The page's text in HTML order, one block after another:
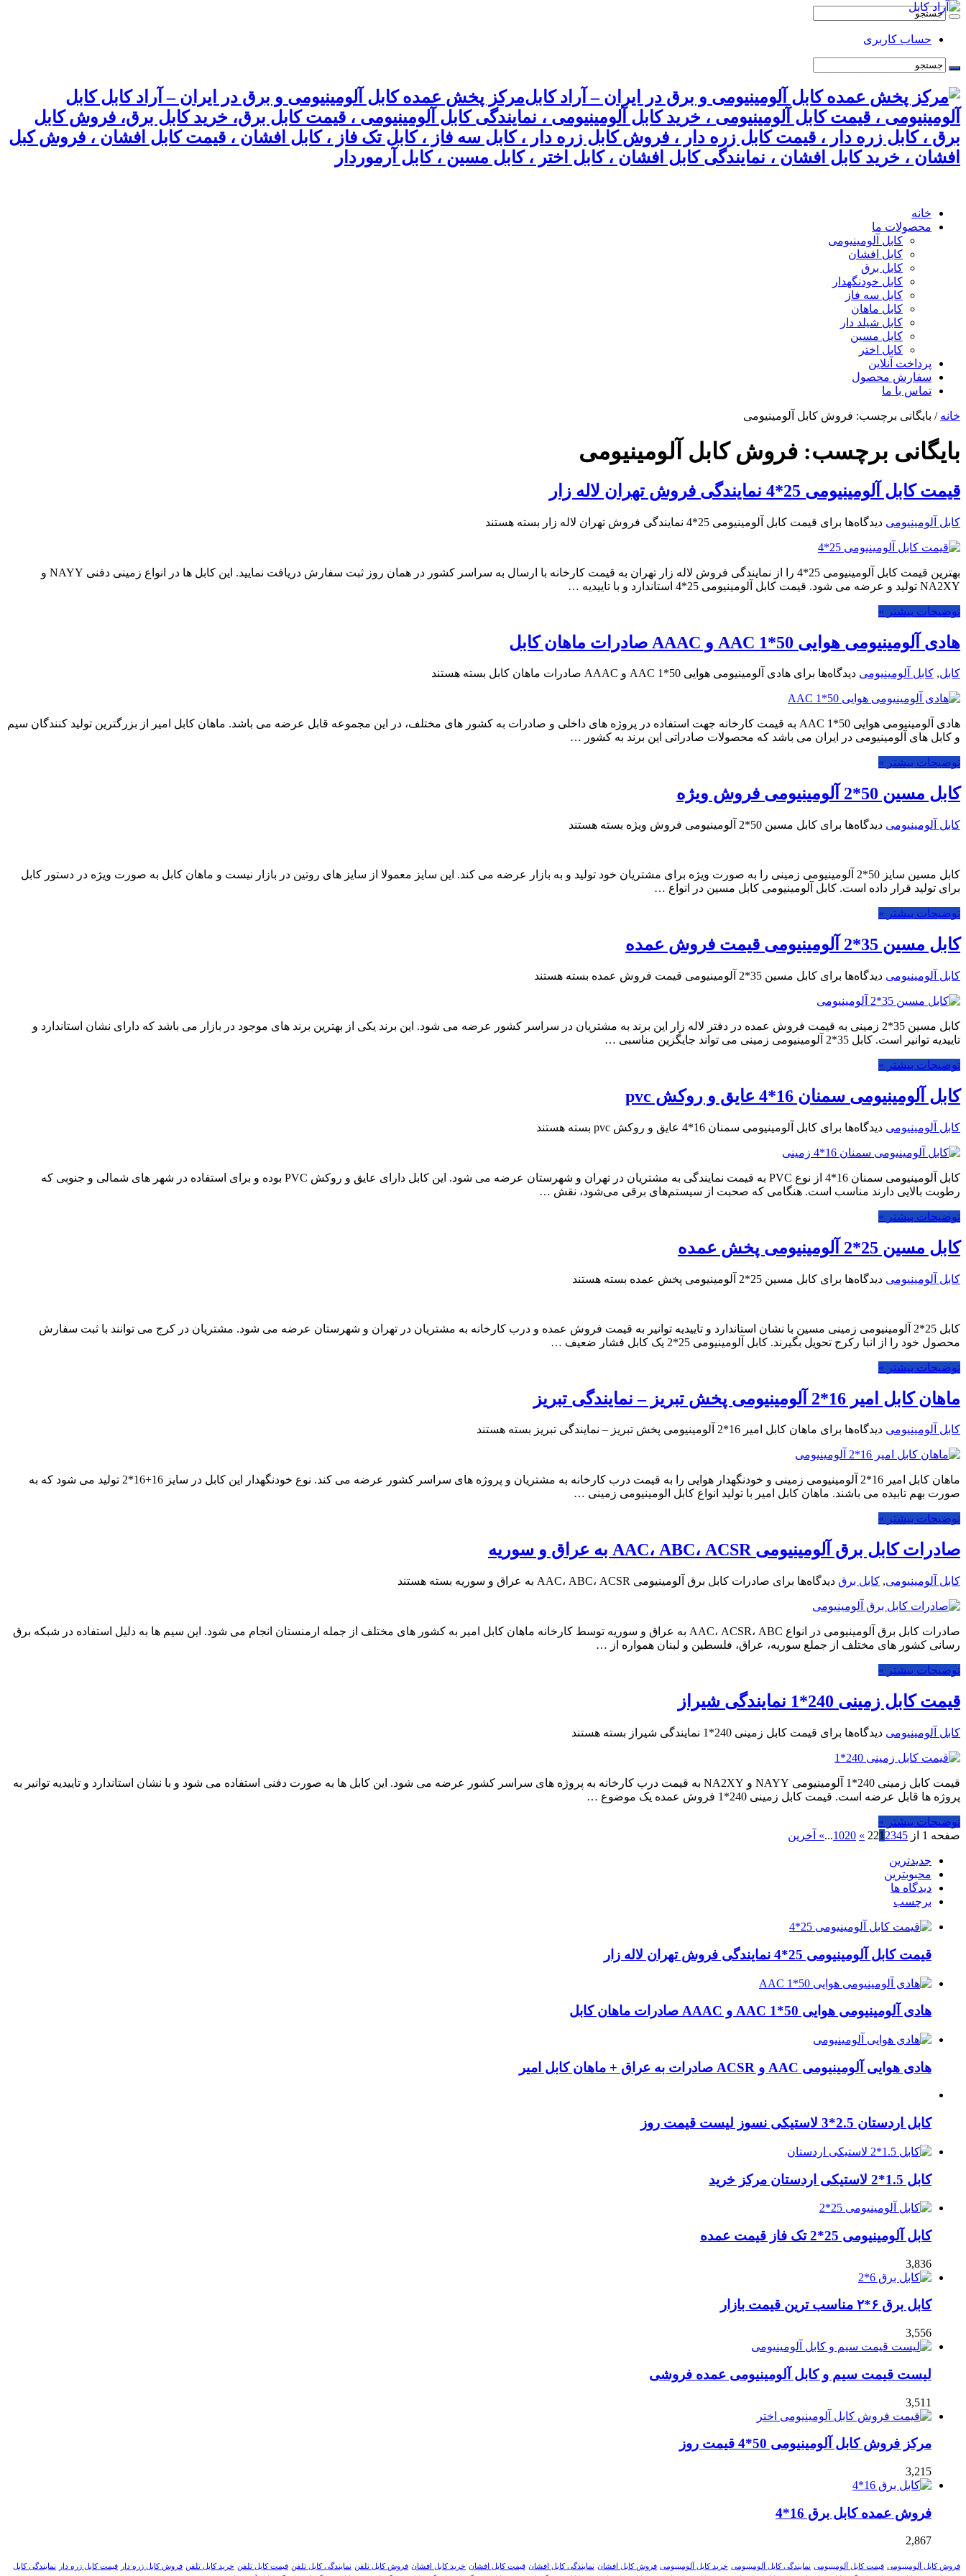
حساب کاربری
مرکز پخش عمده کابل آلومینیومی و برق در ایران – آراد کابل کابل
آلومینیومی ، قیمت کابل آلومینیومی ، خرید کابل آلومینیومی ، نمایندگی کابل آلومینیومی ، قیمت کابل برق، خرید کابل برق، فروش کابل
برق ، کابل زره دار ، قیمت کابل زره دار ، فروش کابل زره دار ، کابل سه فاز ، کابل تک فاز ، کابل افشان ، قیمت کابل افشان ، فروش کبل
افشان ، خرید کابل افشان ، نمایندگی کابل افشان ، کابل اختر ، کابل مسین ، کابل آرموردار
خانه
محصولات ما
کابل آلومینیومی
کابل افشان
کابل برق
کابل خودنگهدار
کابل سه فاز
کابل ماهان
کابل شیلد دار
کابل مسین
کابل اختر
پرداخت آنلاین
سفارش محصول
تماس با ما
خانه / بایگانی برچسب: فروش کابل آلومینیومی
بایگانی برچسب: فروش کابل آلومینیومی
قیمت کابل آلومینیومی 25*4 نمایندگی فروش تهران لاله زار
کابل آلومینیومی دیدگاه‌ها برای قیمت کابل آلومینیومی 25*4 نمایندگی فروش تهران لاله زار بسته هستند
بهترین قیمت کابل آلومینیومی 25*4 را از نمایندگی فروش لاله زار تهران به قیمت کارخانه با ارسال به سراسر کشور در همان روز ثبت سفارش دریافت نمایید. این کابل ها در انواع زمینی دفنی NAYY و
NA2XY تولید و عرضه می شود. قیمت کابل آلومینیومی 25*4 استاندارد و با تاییدیه …
توضیحات بیشتر »
هادی آلومینیومی هوایی 50*1 AAC و AAAC صادرات ماهان کابل
کابل, کابل آلومینیومی دیدگاه‌ها برای هادی آلومینیومی هوایی 50*1 AAC و AAAC صادرات ماهان کابل بسته هستند
هادی آلومینیومی هوایی 50*1 AAC به قیمت کارخانه جهت استفاده در پروژه های داخلی و صادرات به کشور های مختلف، در این مجموعه قابل عرضه می باشد. ماهان کابل امیر از بزرگترین تولید کنندگان سیم
و کابل های آلومینیومی در ایران می باشد که محصولات صادراتی این برند به کشور …
توضیحات بیشتر »
کابل مسین 50*2 آلومینیومی فروش ویژه
کابل آلومینیومی دیدگاه‌ها برای کابل مسین 50*2 آلومینیومی فروش ویژه بسته هستند
کابل مسین سایز 50*2 آلومینیومی زمینی را به صورت ویژه برای مشتریان خود تولید و به بازار عرضه می کند. این سایز معمولا از سایز های روتین در بازار نیست و ماهان کابل به صورت ویژه در دستور کابل
برای تولید قرار داده است. کابل آلومینیومی کابل مسین در انواع …
توضیحات بیشتر »
کابل مسین 35*2 آلومینیومی قیمت فروش عمده
کابل آلومینیومی دیدگاه‌ها برای کابل مسین 35*2 آلومینیومی قیمت فروش عمده بسته هستند
کابل مسین 35*2 زمینی به قیمت فروش عمده در دفتر لاله زار این برند به مشتریان در سراسر کشور عرضه می شود. این برند یکی از بهترین برند های موجود در بازار می باشد که دارای نشان استاندارد و
تاییدیه توانیر است. کابل 35*2 آلومینیومی زمینی می تواند جایگزین مناسبی …
توضیحات بیشتر »
کابل آلومینیومی سمنان 16*4 عایق و روکش pvc
کابل آلومینیومی دیدگاه‌ها برای کابل آلومینیومی سمنان 16*4 عایق و روکش pvc بسته هستند
کابل آلومینیومی سمنان 16*4 از نوع PVC به قیمت نمایندگی به مشتریان در تهران و شهرستان عرضه می شود. این کابل دارای عایق و روکش PVC بوده و برای استفاده در شهر های شمالی و جنوبی که
رطوبت بالایی دارند مناسب است. هنگامی که صحبت از سیستم‌های برقی می‌شود، نقش …
توضیحات بیشتر »
کابل مسین 25*2 آلومینیومی پخش عمده
کابل آلومینیومی دیدگاه‌ها برای کابل مسین 25*2 آلومینیومی پخش عمده بسته هستند
کابل 25*2 آلومینیومی زمینی مسین با نشان استاندارد و تاییدیه توانیر به قیمت فروش عمده و درب کارخانه به مشتریان در تهران و شهرستان عرضه می شود. مشتریان در کرج می توانند با ثبت سفارش
محصول خود را از انبا رکرج تحویل بگیرند. کابل آلومینیومی 25*2 یک کابل فشار ضعیف …
توضیحات بیشتر »
ماهان کابل امیر 16*2 آلومینیومی پخش تبریز – نمایندگی تبریز
کابل آلومینیومی دیدگاه‌ها برای ماهان کابل امیر 16*2 آلومینیومی پخش تبریز – نمایندگی تبریز بسته هستند
ماهان کابل امیر 16*2 آلومینیومی زمینی و خودنگهدار هوایی را به قیمت درب کارخانه به مشتریان و پروژه های سراسر کشور عرضه می کند. نوع خودنگهدار این کابل در سایز 16+16*2 تولید می شود که به
صورت بهم تابیده می باشند. ماهان کابل امیر با تولید انواع کابل الومینیومی زمینی …
توضیحات بیشتر »
صادرات کابل برق آلومینیومی AAC، ABC، ACSR به عراق و سوریه
کابل آلومینیومی, کابل برق دیدگاه‌ها برای صادرات کابل برق آلومینیومی AAC، ABC، ACSR به عراق و سوریه بسته هستند
صادرات کابل برق آلومینیومی در انواع AAC، ACSR، ABC به عراق و سوریه توسط کارخانه ماهان کابل امیر به کشور های مختلف از جمله ارمنستان انجام می شود. این سیم ها به دلیل استفاده در شبکه برق
رسانی کشور های مختلف از جملع سوریه، عراق، فلسطین و لبنان همواره از …
توضیحات بیشتر »
قیمت کابل زمینی 240*1 نمایندگی شیراز
کابل آلومینیومی دیدگاه‌ها برای قیمت کابل زمینی 240*1 نمایندگی شیراز بسته هستند
قیمت کابل زمینی 240*1 آلومینیومی NAYY و NA2XY به قیمت درب کارخانه به پروژه های سراسر کشور عرضه می شود. این کابل ها به صورت دفنی استفاده می شود و با نشان استاندارد و تاییدیه توانیر به
پروژه ها قابل عرضه است. قیمت کابل زمینی 240*1 فروش عمده یک موضوع …
توضیحات بیشتر »
صفحه 1 از 22
1 2345
»
1020
...» آخرین
جدیدترین
محبوبترین
دیدگاه ها
برچسب
قیمت کابل آلومینیومی 25*4 نمایندگی فروش تهران لاله زار
هادی آلومینیومی هوایی 50*1 AAC و AAAC صادرات ماهان کابل
هادی هوایی آلومینیومی AAC و ACSR صادرات به عراق + ماهان کابل امیر
کابل اردستان 2.5*3 لاستیکی نسوز لیست قیمت روز
کابل 1.5*2 لاستیکی اردستان مرکز خرید
کابل آلومینیومی 25*2 تک فاز قیمت عمده
3,836
کابل برق ۶*۲ مناسب ترین قیمت بازار
3,556
لیست قیمت سیم و کابل آلومینیومی عمده فروشی
3,511
مرکز فروش کابل آلومینیومی 50*4 قیمت روز
3,215
فروش عمده کابل برق 16*4
2,867
فروش کابل آلومینیومی قیمت کابل آلومینیومی نمایندگی کابل آلومینیومی خرید کابل آلومینیومی فروش کابل افشان نمایندگی کابل افشان قیمت کابل افشان خرید کابل افشان فروش کابل تلفن نمایندگی کابل تلفن قیمت کابل تلفن خرید کابل تلفن فروش کابل زره دار قیمت کابل زره دار
نمایندگی کابل